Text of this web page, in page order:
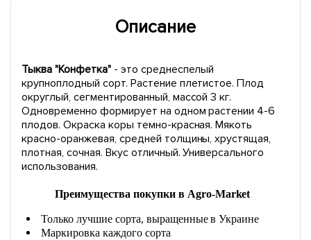
Описание
Тыква "Конфетка" - это среднеспелый
крупноплодный сорт. Растение плетистое. Плод
округлый, сегментированный, массой 3 кг.
Одновременно формирует на одном растении 4-6
плодов. Окраска коры темно-красная. Мякоть
красно-оранжевая, средней толщины, хрустящая,
плотная, сочная. Вкус отличный. Универсального
использования.
Преимущества покупки в Agro-Market
Только лучшие сорта, выращенные в Украине
Маркировка каждого сорта